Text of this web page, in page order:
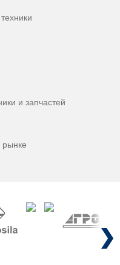
и запчастей
Next